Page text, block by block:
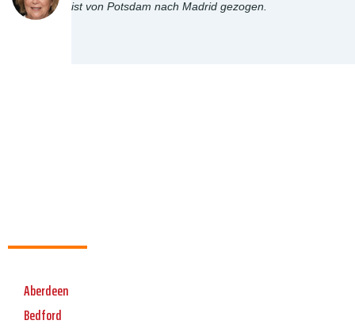
ist von Potsdam nach Madrid gezogen.
Aberdeen
Bedford